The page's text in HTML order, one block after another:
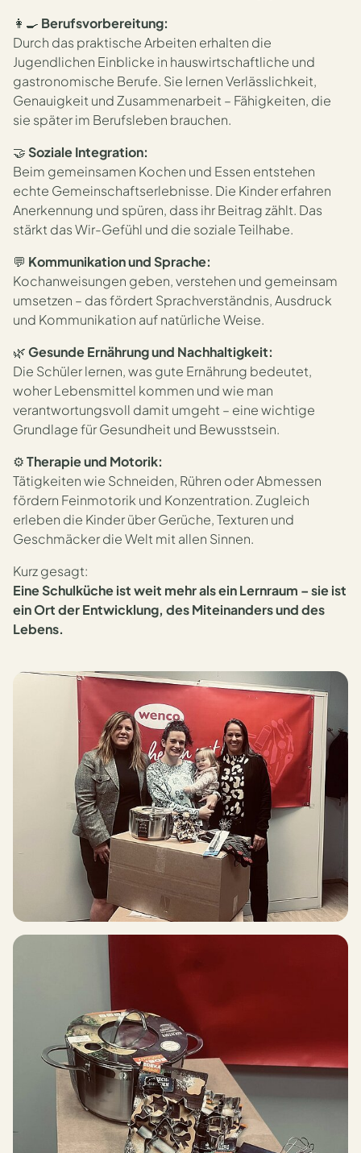
👩‍🍳 Berufsvorbereitung:
Durch das praktische Arbeiten erhalten die
Jugendlichen Einblicke in hauswirtschaftliche und
gastronomische Berufe. Sie lernen Verlässlichkeit,
Genauigkeit und Zusammenarbeit – Fähigkeiten, die
sie später im Berufsleben brauchen.
🤝Soziale Integration:
Beim gemeinsamen Kochen und Essen entstehen
echte Gemeinschaftserlebnisse. Die Kinder erfahren
Anerkennung und spüren, dass ihr Beitrag zählt. Das
stärkt das Wir-Gefühl und die soziale Teilhabe.
💬 Kommunikation und Sprache:
Kochanweisungen geben, verstehen und gemeinsam
umsetzen – das fördert Sprachverständnis, Ausdruck
und Kommunikation auf natürliche Weise.
🌿Gesunde Ernährung und Nachhaltigkeit:
Die Schüler lernen, was gute Ernährung bedeutet,
woher Lebensmittel kommen und wie man
verantwortungsvoll damit umgeht – eine wichtige
Grundlage für Gesundheit und Bewusstsein.
⚙️Therapie und Motorik:
Tätigkeiten wie Schneiden, Rühren oder Abmessen
fördern Feinmotorik und Konzentration. Zugleich
erleben die Kinder über Gerüche, Texturen und
Geschmäcker die Welt mit allen Sinnen.
Kurz gesagt:
Eine Schulküche ist weit mehr als ein Lernraum – sie ist
ein Ort der Entwicklung, des Miteinanders und des
Lebens.